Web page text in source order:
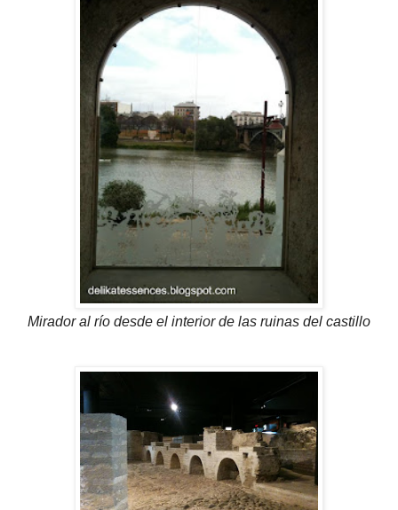
Mirador al río desde el interior de las ruinas del castillo